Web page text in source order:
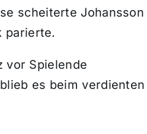
scheiterte Johansson
parierte.
vor Spielende
es beim verdienten